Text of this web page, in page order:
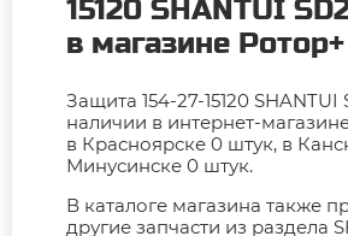
15120 SHANTUI
в магазине Ротор+
Защита 154-27-15120 SHANTUI
наличии в интернет-
в Красноярске 0 штук, в
Минусинске 0 штук.
В каталоге магазина также
другие запчасти из раздела